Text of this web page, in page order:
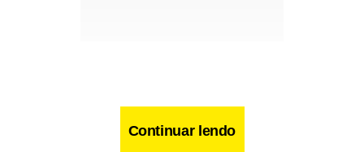
Continuar lendo